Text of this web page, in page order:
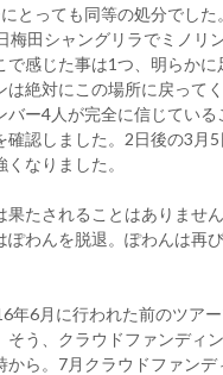
とっても同等の処分でした
梅田シャングリラでミノリ
で感じた事は1つ、明らかに
は絶対にこの場所に戻って
バー4人が完全に信じている
認しました。2日後の3月5
なりました。
果たされることはありませ
ぽわんを脱退。ぽわんは再
年6月に行われた前のツア
そう、クラウドファンディ
から。7月クラウドファンデ